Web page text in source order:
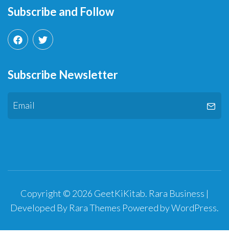
Subscribe and Follow
Subscribe Newsletter
Copyright © 2026 GeetKiKitab. Rara Business |
Developed By Rara Themes Powered byWordPress.